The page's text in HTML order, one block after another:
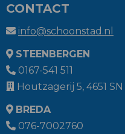
CONTACT
info@schoonstad.nl
STEENBERGEN
0167-541 511
Houtzagerij 5, 4651
BREDA
076-7002760